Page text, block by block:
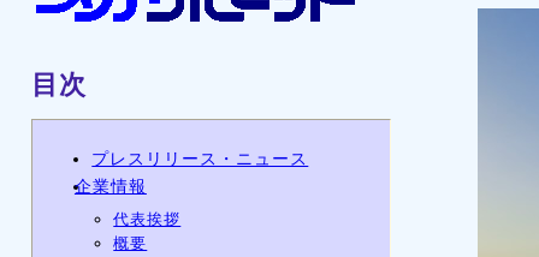
目次
プレスリリース・ニュース
企業情報
代表挨拶
概要